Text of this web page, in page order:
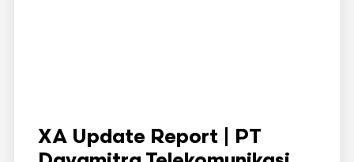
XA Update Report | PT